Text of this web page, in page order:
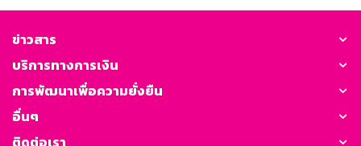
ข่าวสาร
บริการทางการเงิน
การพัฒนาเพื่อความยั่งยืน
อื่นๆ